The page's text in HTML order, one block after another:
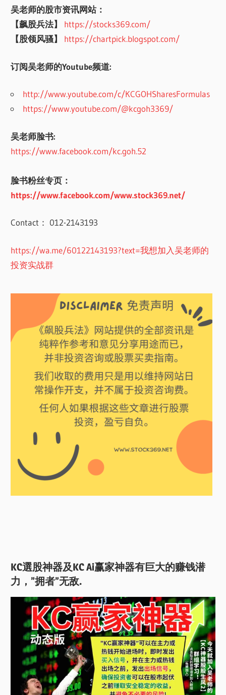
吴老师的股市资讯网站：
【飙股兵法】
https://stocks369.com/
【股领风骚】
https://chartpick.blogspot.com/
订阅吴老师的Youtube频道:
http://www.youtube.com/c/KCGOHSharesFormulas
https://www.youtube.com/@kcgoh3369/
吴老师脸书:
https://www.facebook.com/kc.goh.52
脸书粉丝专页：
https://www.facebook.com/www.stock369.net/
Contact： 012-2143193
https://wa.me/60122143193?text=我想加入吴老师的
投资实战群
KC選股神器及KC Ai赢家神器有巨大的赚钱潜
力，”拥者”无敌.